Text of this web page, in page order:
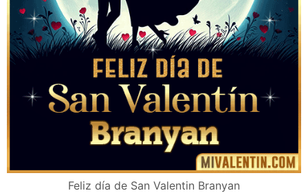
Feliz día de San Valentin Branyan